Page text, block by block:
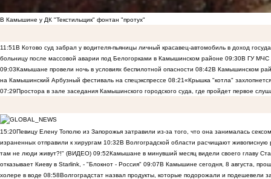
В Камышине у ДК "Текстильщик" фонтан "протух"
11:51В Котово суд забрал у водителя-пьяницы личный красавец-автомобиль в доход
больницу после массовой аварии под Белогорками в Камышинском районе 09:30В ГУ МЧС
09:03Камышане провели ночь в условиях беспилотной опасности 08:42В Камышинском
на Камышинский Арбузный фестиваль на спецэкспрессе 08:21«Крышка "котла"
07:29Простора в зале заседания Камышинского городского суда, где пройдет первое
15:20Певицу Елену Тополю из Запорожья затравили из-за того, что она занималась
израненных отправили к хирургам 10:32В Волгоградской области расчищают
там не люди живут?!" (ВИДЕО) 09:52Камышане в минувший месяц видели своего главу
отказывает Киеву в Starlink, - "Блокнот - Россия" 09:07В Камышине сегодня, 8 августа,
холере в воде 08:58Волгоградстат назвал продукты, которые подорожали и подешевели